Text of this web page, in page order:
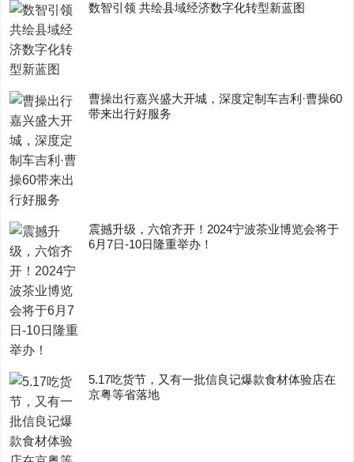
数智引领 共绘县域经济数字化转型新蓝图
曹操出行嘉兴盛大开城，深度定制车吉利·曹操60
带来出行好服务
震撼升级，六馆齐开！2024宁波茶业博览会将于
6月7日-10日隆重举办！
5.17吃货节，又有一批信良记爆款食材体验店在
京粤等省落地